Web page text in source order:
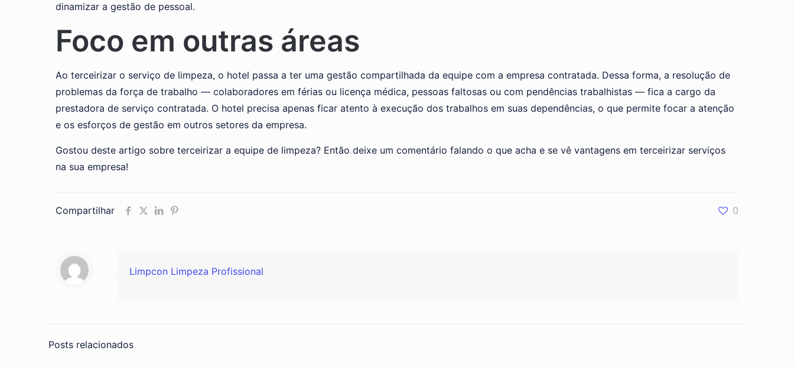
dinamizar a gestão de pessoal.
Foco em outras áreas
Ao terceirizar o serviço de limpeza, o hotel passa a ter uma gestão compartilhada da equipe com a empresa contratada. Dessa forma, a resolução de
problemas da força de trabalho — colaboradores em férias ou licença médica, pessoas faltosas ou com pendências trabalhistas — fica a cargo da
prestadora de serviço contratada. O hotel precisa apenas ficar atento à execução dos trabalhos em suas dependências, o que permite focar a atenção
e os esforços de gestão em outros setores da empresa.
Gostou deste artigo sobre terceirizar a equipe de limpeza? Então deixe um comentário falando o que acha e se vê vantagens em terceirizar serviços
na sua empresa!
Compartilhar 0
Limpcon Limpeza Profissional
Posts relacionados